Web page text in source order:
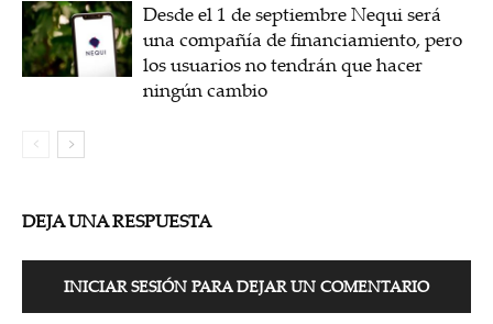
Desde el 1 de septiembre Nequi será
una compañía de financiamiento, pero
los usuarios no tendrán que hacer
ningún cambio
DEJA UNA RESPUESTA
INICIAR SESIÓN PARA DEJAR UN COMENTARIO